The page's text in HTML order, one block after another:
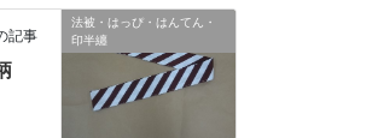
法被・はっぴ・はんてん・
印半纏
記事